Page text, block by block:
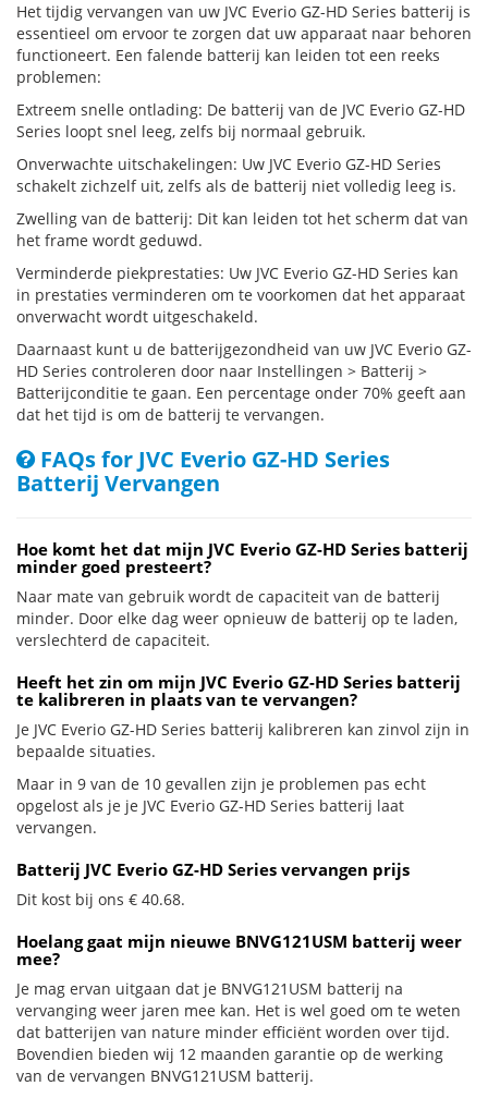
Het tijdig vervangen van uw JVC Everio GZ-HD Series batterij is
essentieel om ervoor te zorgen dat uw apparaat naar behoren
functioneert. Een falende batterij kan leiden tot een reeks
problemen:
Extreem snelle ontlading: De batterij van de JVC Everio GZ-HD
Series loopt snel leeg, zelfs bij normaal gebruik.
Onverwachte uitschakelingen: Uw JVC Everio GZ-HD Series
schakelt zichzelf uit, zelfs als de batterij niet volledig leeg is.
Zwelling van de batterij: Dit kan leiden tot het scherm dat van
het frame wordt geduwd.
Verminderde piekprestaties: Uw JVC Everio GZ-HD Series kan
in prestaties verminderen om te voorkomen dat het apparaat
onverwacht wordt uitgeschakeld.
Daarnaast kunt u de batterijgezondheid van uw JVC Everio GZ-
HD Series controleren door naar Instellingen > Batterij >
Batterijconditie te gaan. Een percentage onder 70% geeft aan
dat het tijd is om de batterij te vervangen.
FAQs for JVC Everio GZ-HD Series
Batterij Vervangen
Hoe komt het dat mijn JVC Everio GZ-HD Series batterij
minder goed presteert?
Naar mate van gebruik wordt de capaciteit van de batterij
minder. Door elke dag weer opnieuw de batterij op te laden,
verslechterd de capaciteit.
Heeft het zin om mijn JVC Everio GZ-HD Series batterij
te kalibreren in plaats van te vervangen?
Je JVC Everio GZ-HD Series batterij kalibreren kan zinvol zijn in
bepaalde situaties.
Maar in 9 van de 10 gevallen zijn je problemen pas echt
opgelost als je je JVC Everio GZ-HD Series batterij laat
vervangen.
Batterij JVC Everio GZ-HD Series vervangen prijs
Dit kost bij ons € 40.68.
Hoelang gaat mijn nieuwe BNVG121USM batterij weer
mee?
Je mag ervan uitgaan dat je BNVG121USM batterij na
vervanging weer jaren mee kan. Het is wel goed om te weten
dat batterijen van nature minder efficiënt worden over tijd.
Bovendien bieden wij 12 maanden garantie op de werking
van de vervangen BNVG121USM batterij.